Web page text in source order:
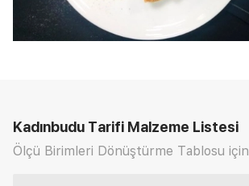
Kadınbudu Tarifi Malzeme Listesi
Ölçü Birimleri Dönüştürme Tablosu için